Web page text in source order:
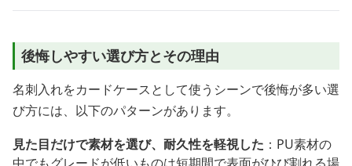
後悔しやすい選び方とその理由
名刺入れをカードケースとして使うシーンで後悔が多い選
び方には、以下のパターンがあります。
見た目だけで素材を選び、耐久性を軽視した ：PU素材の